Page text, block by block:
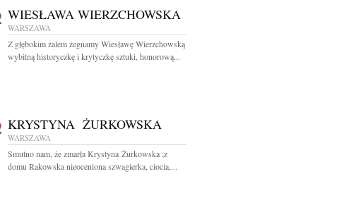
WIESŁAWA WIERZCHOWSKA
WARSZAWA
Z głębokim żalem żegnamy Wiesławę Wierzchowską
wybitną historyczkę i krytyczkę sztuki, honorową...
KRYSTYNA ŻURKOWSKA
WARSZAWA
Smutno nam, że zmarła Krystyna Żurkowska ;z
domu Rakowska nieoceniona szwagierka, ciocia,...